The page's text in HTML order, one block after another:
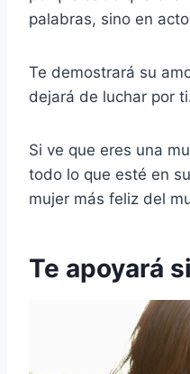
palabras, sino en
Te demostrará su
dejará de luchar por
Si ve que eres una
todo lo que esté en
mujer más feliz del
Te apoyará